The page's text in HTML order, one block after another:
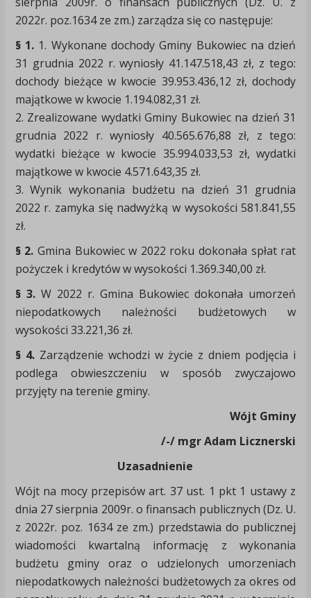
2022r. poz.1634 ze zm.) zarządza się co następuje:
§ 1. 1. Wykonane dochody Gminy Bukowiec na dzień
31 grudnia 2022 r. wyniosły 41.147.518,43 zł, z tego:
dochody bieżące w kwocie 39.953.436,12 zł, dochody
majątkowe w kwocie 1.194.082,31 zł.
2. Zrealizowane wydatki Gminy Bukowiec na dzień 31
grudnia 2022 r. wyniosły 40.565.676,88 zł, z tego:
wydatki bieżące w kwocie 35.994.033,53 zł, wydatki
majątkowe w kwocie 4.571.643,35 zł.
3. Wynik wykonania budżetu na dzień 31 grudnia
2022 r. zamyka się nadwyżką w wysokości 581.841,55
zł.
§ 2. Gmina Bukowiec w 2022 roku dokonała spłat rat
pożyczek i kredytów w wysokości 1.369.340,00 zł.
§ 3.W 2022 r. Gmina Bukowiec dokonała umorzeń
niepodatkowych należności budżetowych w
wysokości 33.221,36 zł.
§ 4.Zarządzenie wchodzi w życie z dniem podjęcia i
podlega obwieszczeniu w sposób zwyczajowo
przyjęty na terenie gminy.
Wójt Gminy
/-/ mgr Adam Licznerski
Uzasadnienie
Wójt na mocy przepisów art. 37 ust. 1 pkt 1 ustawy z
dnia 27 sierpnia 2009r. o finansach publicznych (Dz. U.
z 2022r. poz. 1634 ze zm.) przedstawia do publicznej
wiadomości kwartalną informację z wykonania
budżetu gminy oraz o udzielonych umorzeniach
niepodatkowych należności budżetowych za okres od